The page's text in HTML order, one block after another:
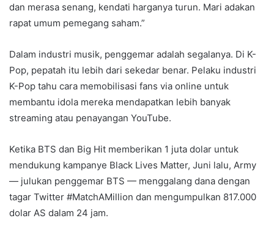
dan merasa senang, kendati harganya turun. Mari adakan
rapat umum pemegang saham.”
Dalam industri musik, penggemar adalah segalanya. Di K-
Pop, pepatah itu lebih dari sekedar benar. Pelaku industri
K-Pop tahu cara memobilisasi fans via online untuk
membantu idola mereka mendapatkan lebih banyak
streaming atau penayangan YouTube.
Ketika BTS dan Big Hit memberikan 1 juta dolar untuk
mendukung kampanye Black Lives Matter, Juni lalu, Army
— julukan penggemar BTS — menggalang dana dengan
tagar Twitter #MatchAMillion dan mengumpulkan 817.000
dolar AS dalam 24 jam.